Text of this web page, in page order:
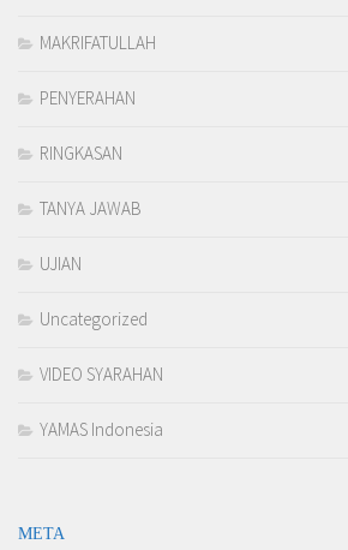
MAKRIFATULLAH
PENYERAHAN
RINGKASAN
TANYA JAWAB
UJIAN
Uncategorized
VIDEO SYARAHAN
YAMAS Indonesia
META